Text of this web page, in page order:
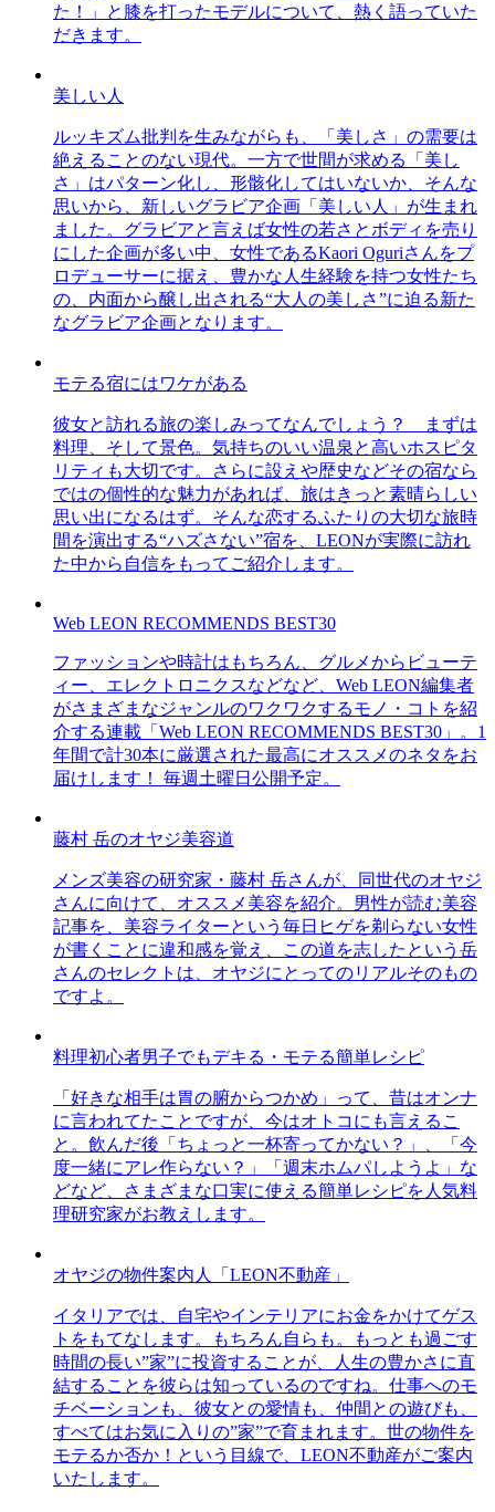
た！」と膝を打ったモデルについて、熱く語っていた
だきます。
美しい人
ルッキズム批判を生みながらも、「美しさ」の需要は
絶えることのない現代。一方で世間が求める「美し
さ」はパターン化し、形骸化してはいないか、そんな
思いから、新しいグラビア企画「美しい人」が生まれ
ました。グラビアと言えば女性の若さとボディを売り
にした企画が多い中、女性であるKaori Oguriさんをプ
ロデューサーに据え、豊かな人生経験を持つ女性たち
の、内面から醸し出される“大人の美しさ”に迫る新た
なグラビア企画となります。
モテる宿にはワケがある
彼女と訪れる旅の楽しみってなんでしょう？ まずは
料理、そして景色。気持ちのいい温泉と高いホスピタ
リティも大切です。さらに設えや歴史などその宿なら
ではの個性的な魅力があれば、旅はきっと素晴らしい
思い出になるはず。そんな恋するふたりの大切な旅時
間を演出する“ハズさない”宿を、LEONが実際に訪れ
た中から自信をもってご紹介します。
Web LEON RECOMMENDS BEST30
ファッションや時計はもちろん、グルメからビューテ
ィー、エレクトロニクスなどなど、Web LEON編集者
がさまざまなジャンルのワクワクするモノ・コトを紹
介する連載「Web LEON RECOMMENDS BEST30」。1
年間で計30本に厳選された最高にオススメのネタをお
届けします！ 毎週土曜日公開予定。
藤村 岳のオヤジ美容道
メンズ美容の研究家・藤村 岳さんが、同世代のオヤジ
さんに向けて、オススメ美容を紹介。男性が読む美容
記事を、美容ライターという毎日ヒゲを剃らない女性
が書くことに違和感を覚え、この道を志したという岳
さんのセレクトは、オヤジにとってのリアルそのもの
ですよ。
料理初心者男子でもデキる・モテる簡単レシピ
「好きな相手は胃の腑からつかめ」って、昔はオンナ
に言われてたことですが、今はオトコにも言えるこ
と。飲んだ後「ちょっと一杯寄ってかない？」、「今
度一緒にアレ作らない？」「週末ホムパしようよ」な
どなど、さまざまな口実に使える簡単レシピを人気料
理研究家がお教えします。
オヤジの物件案内人「LEON不動産」
イタリアでは、自宅やインテリアにお金をかけてゲス
トをもてなします。もちろん自らも。もっとも過ごす
時間の長い”家”に投資することが、人生の豊かさに直
結することを彼らは知っているのですね。仕事へのモ
チベーションも、彼女との愛情も、仲間との遊びも、
すべてはお気に入りの”家”で育まれます。世の物件を
モテるか否か！という目線で、LEON不動産がご案内
いたします。